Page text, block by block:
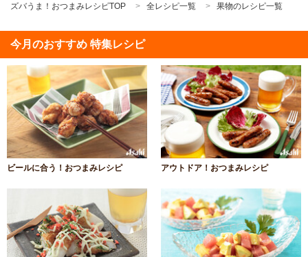
ズバうま！おつまみレシピTOP
全レシピ一覧 果物のレシピ一覧
今月のおすすめ 特集レシピ
ビールに合う！おつまみレシピ アウトドア！おつまみレシピ